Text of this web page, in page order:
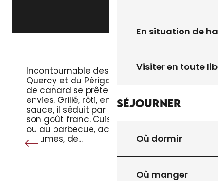
En situation de
Visiter en toute
Séjourner
Où dormir
Où manger
Incontournable des tables du
Quercy et du Périgord, le magret
de canard se prête à toutes les
envies. Grillé, rôti, en salade ou en
sauce, il séduit par sa tendreté et
son goût franc. Cuisiné à la poêle
ou au barbecue, accompagné de
légumes, de...